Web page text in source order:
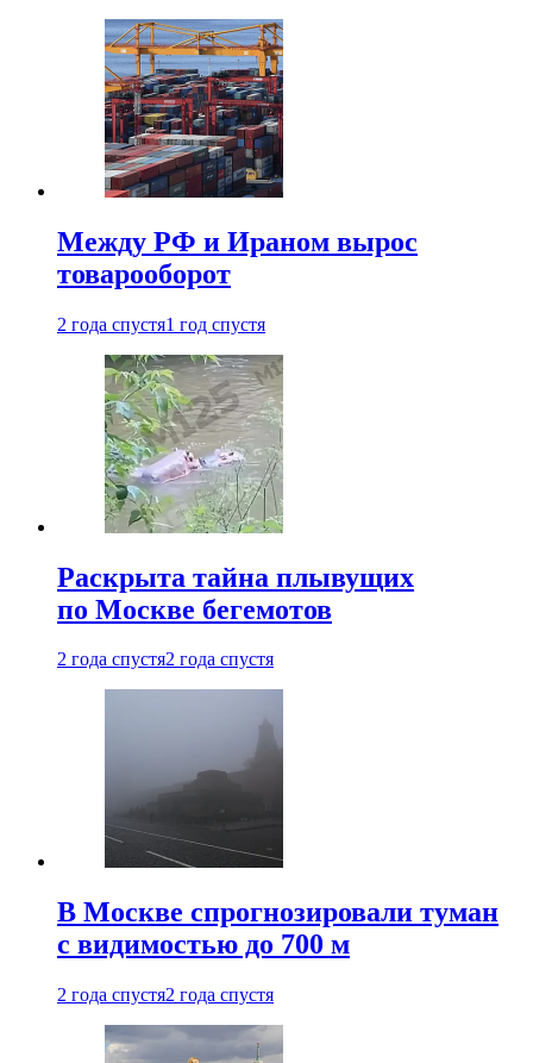
Между РФ и Ираном вырос
товарооборот
2 года спустя1 год спустя
Раскрыта тайна плывущих
по Москве бегемотов
2 года спустя2 года спустя
В Москве спрогнозировали туман
с видимостью до 700 м
2 года спустя2 года спустя